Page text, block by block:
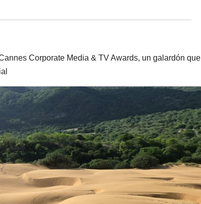
Corporate Media & TV Awards, un galardón que